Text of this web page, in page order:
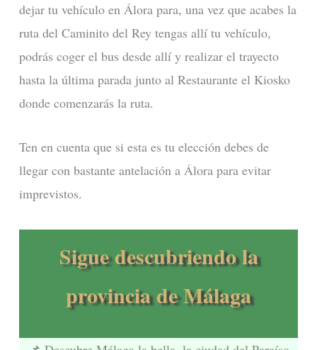
dejar tu vehículo en Álora para, una vez que acabes la
ruta del Caminito del Rey tengas allí tu vehículo,
podrás coger el bus desde allí y realizar el trayecto
hasta la última parada junto al Restaurante el Kiosko
donde comenzarás la ruta.
Ten en cuenta que si esta es tu elección debes de
llegar con bastante antelación a Álora para evitar
imprevistos.
Sigue descubriendo la
provincia de Málaga